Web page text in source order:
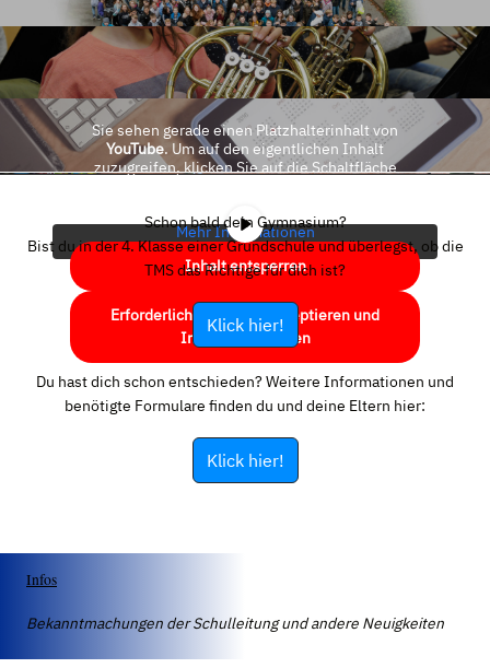
Sie sehen gerade einen Platzhalterinhalt von
YouTube. Um auf den eigentlichen Inhalt
zuzugreifen, klicken Sie auf die Schaltfläche
Mehr Informationen
Inhalt entsperren
Erforderlichen Service akzeptieren und
Inhalte entsperren
Schon bald dein Gymnasium?
Bist du in der 4. Klasse einer Grundschule und überlegst, ob die
TMS das Richtige für dich ist?
Klick hier!
Du hast dich schon entschieden? Weitere Informationen und
benötigte Formulare finden du und deine Eltern hier:
Klick hier!
Infos
Bekanntmachungen der Schulleitung und andere Neuigkeiten